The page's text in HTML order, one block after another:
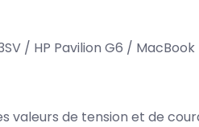
/ HP Pavilion G6 / MacBook
valeurs de tension et de